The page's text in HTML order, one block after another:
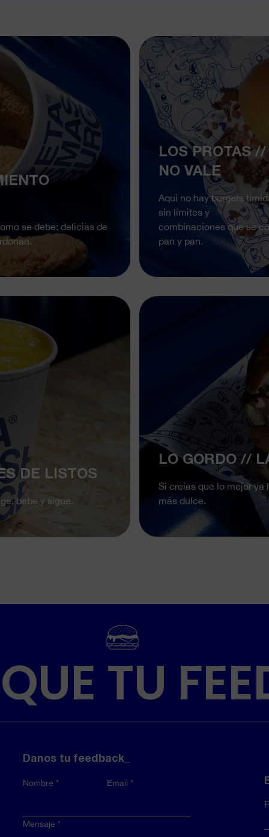
se debe: delicias de
LOS PROTAS
NO VALE
Aqui no hay burgers
sin límites y
combinaciones que se
pan y pan.
DE LISTOS
bebe y sigue.
LO GORDO //
Si creías que lo mejor ya
más dulce.
TU
Danos tu feedback_
Nombre Email
Mensaje